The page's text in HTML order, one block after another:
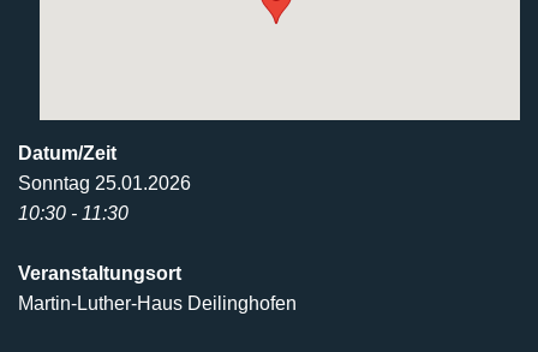
Datum/Zeit
Sonntag 25.01.2026
10:30 - 11:30
Veranstaltungsort
Martin-Luther-Haus Deilinghofen